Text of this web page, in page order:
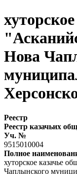
Нова
Реестр
Реестр казачьих
Уч. №
9515010004
Полное
хуторское казачье
Чаплынского